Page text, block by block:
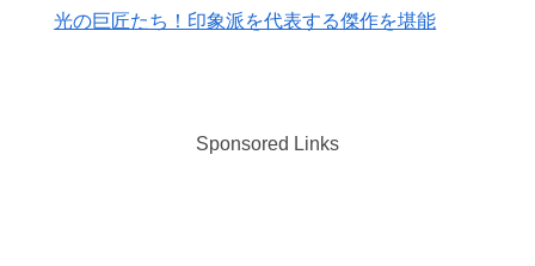
光の巨匠たち！印象派を代表する傑作を堪能
Sponsored Links